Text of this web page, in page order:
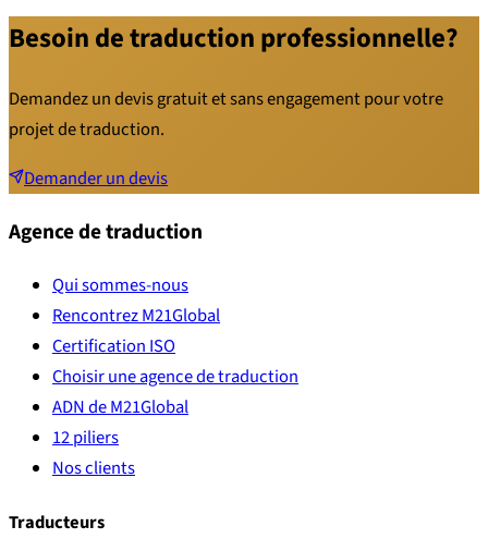
Besoin de traduction professionnelle?
Demandez un devis gratuit et sans engagement pour votre
projet de traduction.
Demander un devis
Agence de traduction
Qui sommes-nous
Rencontrez M21Global
Certification ISO
Choisir une agence de traduction
ADN de M21Global
12 piliers
Nos clients
Traducteurs